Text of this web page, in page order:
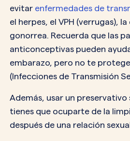
evitar enfermedades de
el herpes, el VPH (verrugas),
gonorrea. Recuerda que las
anticonceptivas pueden
embarazo, pero no te
(Infecciones de Transmisión
Además, usar un preservativo
tienes que ocuparte de la
después de una relación